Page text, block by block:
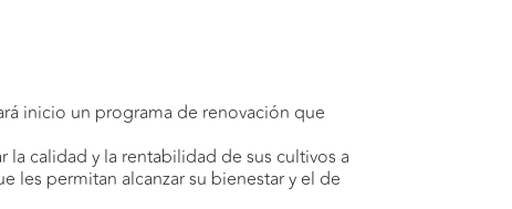
inicio un programa de renovación que
calidad y la rentabilidad de sus cultivos a
les permitan alcanzar su bienestar y el de